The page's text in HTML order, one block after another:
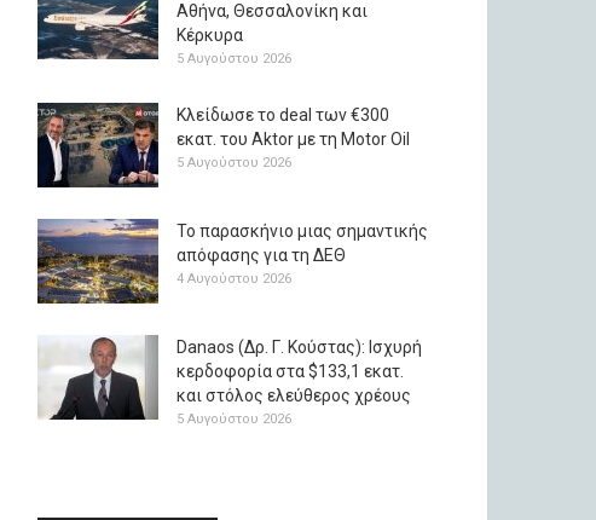
Αθήνα, Θεσσαλονίκη και
Κέρκυρα
5 Αυγούστου 2026
Κλείδωσε το deal των €300
εκατ. του Aktor με τη Μotor Oil
5 Αυγούστου 2026
Το παρασκήνιο μιας σημαντικής
απόφασης για τη ΔΕΘ
4 Αυγούστου 2026
Danaos (Δρ. Γ. Κούστας): Ισχυρή
κερδοφορία στα $133,1 εκατ.
και στόλος ελεύθερος χρέους
5 Αυγούστου 2026